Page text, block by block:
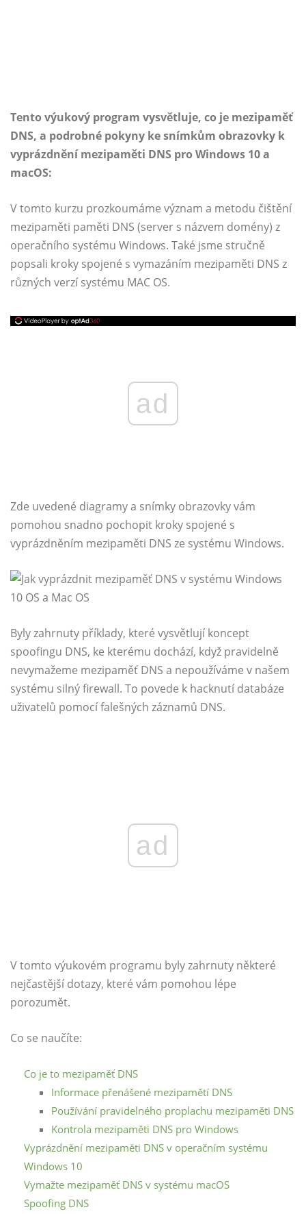
Tento výukový program vysvětluje, co je mezipaměť
DNS, a podrobné pokyny ke snímkům obrazovky k
vyprázdnění mezipaměti DNS pro Windows 10 a
macOS:
V tomto kurzu prozkoumáme význam a metodu čištění
mezipaměti paměti DNS (server s názvem domény) z
operačního systému Windows. Také jsme stručně
popsali kroky spojené s vymazáním mezipaměti DNS z
různých verzí systému MAC OS.
ad
Zde uvedené diagramy a snímky obrazovky vám
pomohou snadno pochopit kroky spojené s
vyprázdněním mezipaměti DNS ze systému Windows.
Byly zahrnuty příklady, které vysvětlují koncept
spoofingu DNS, ke kterému dochází, když pravidelně
nevymažeme mezipaměť DNS a nepoužíváme v našem
systému silný firewall. To povede k hacknutí databáze
uživatelů pomocí falešných záznamů DNS.
ad
V tomto výukovém programu byly zahrnuty některé
nejčastější dotazy, které vám pomohou lépe
porozumět.
Co se naučíte:
Co je to mezipaměť DNS
Informace přenášené mezipamětí DNS
Používání pravidelného proplachu mezipaměti DNS
Kontrola mezipaměti DNS pro Windows
Vyprázdnění mezipaměti DNS v operačním systému
Windows 10
Vymažte mezipaměť DNS v systému macOS
Spoofing DNS